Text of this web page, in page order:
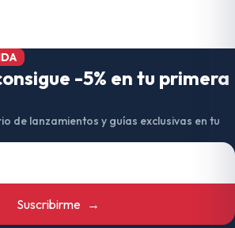
-5% en tu primera
de lanzamientos y guías exclusivas en tu
Suscribirme →